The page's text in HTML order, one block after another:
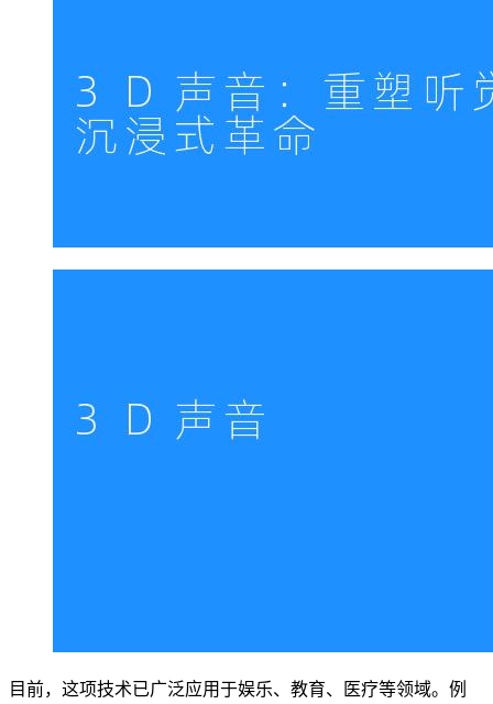
目前，这项技术已广泛应用于娱乐、教育、医疗等领域。例